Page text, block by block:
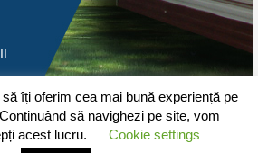
GDPR
îți oferim cea mai bună experiență pe
să navighezi pe site, vom
acest lucru.
Cookie settings